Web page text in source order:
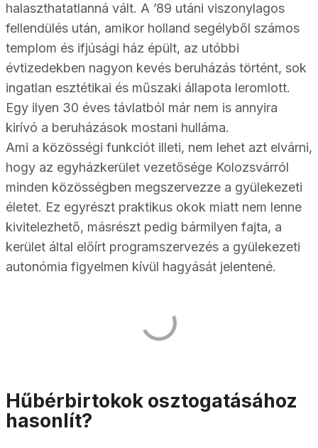
halaszthatatlanná vált. A ’89 utáni viszonylagos
fellendülés után, amikor holland segélyből számos
templom és ifjúsági ház épült, az utóbbi
évtizedekben nagyon kevés beruházás történt, sok
ingatlan esztétikai és műszaki állapota leromlott.
Egy ilyen 30 éves távlatból már nem is annyira
kirívó a beruházások mostani hulláma.
Ami a közösségi funkciót illeti, nem lehet azt elvárni,
hogy az egyházkerület vezetősége Kolozsvárról
minden közösségben megszervezze a gyülekezeti
életet. Ez egyrészt praktikus okok miatt nem lenne
kivitelezhető, másrészt pedig bármilyen fajta, a
kerület által előírt programszervezés a gyülekezeti
autonómia figyelmen kívül hagyását jelentené.
Hűbérbirtokok osztogatásához
hasonlít?